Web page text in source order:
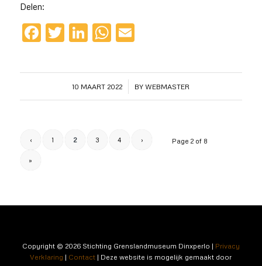
Delen:
Facebook
Twitter
LinkedIn
WhatsApp
Email
10 MAART 2022
/ BYWEBMASTER
Page 2 of 8
‹ 1 2 3 4 ›
»
Copyright © 2026 Stichting Grenslandmuseum Dinxperlo | Privacy
Verklaring | Contact | Deze website is mogelijk gemaakt door